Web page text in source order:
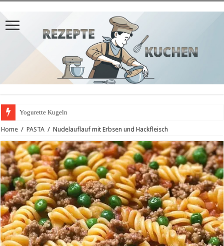
Yogurette Kugeln
Home / PASTA / Nudelauflauf mit Erbsen und Hackfleisch